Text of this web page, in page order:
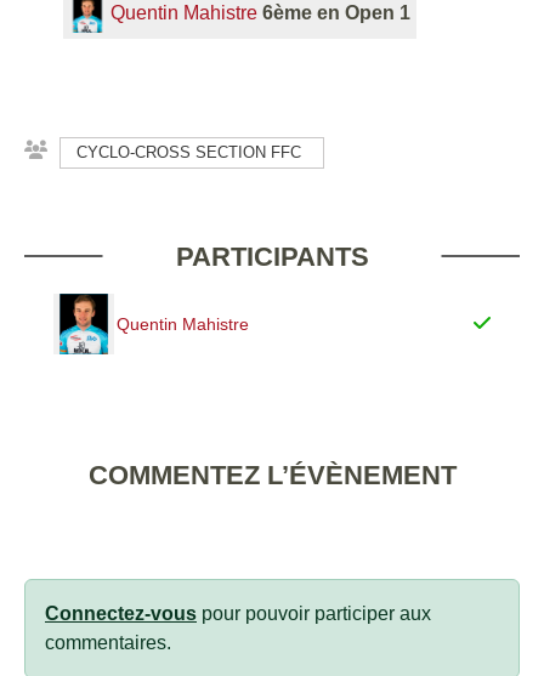
Quentin Mahistre 6ème en Open 1
CYCLO-CROSS SECTION FFC
PARTICIPANTS
Quentin Mahistre
COMMENTEZ L’ÉVÈNEMENT
Connectez-vous pour pouvoir participer aux
commentaires.